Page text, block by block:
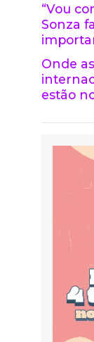
“Vou
Sonza
Onde
estão